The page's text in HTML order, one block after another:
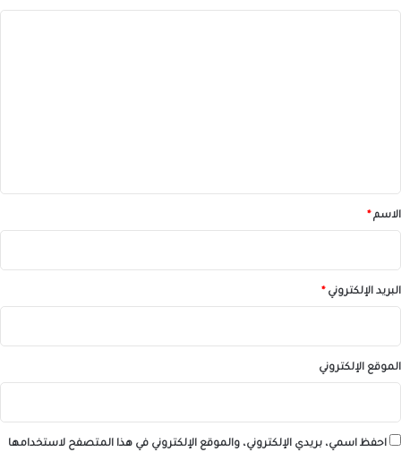
*الاسم *
البريد الإلكتروني *
الموقع الإلكتروني
احفظ اسمي، بريدي الإلكتروني، والموقع الإلكتروني في هذا المتصفح لاستخدامها